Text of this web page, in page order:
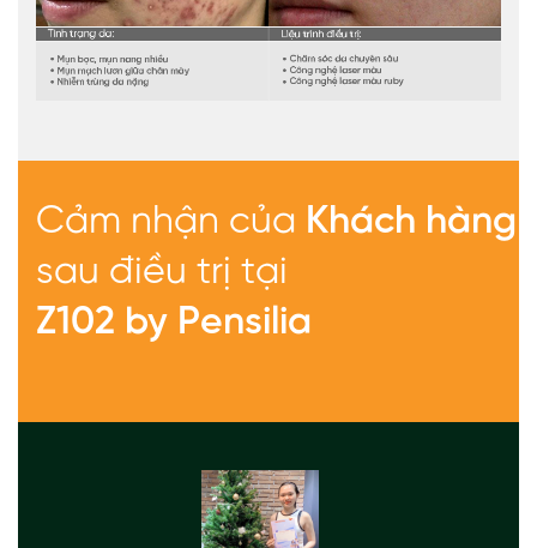
Cảm nhận của Khách hàng
sau điều trị tại
Z102 by Pensilia